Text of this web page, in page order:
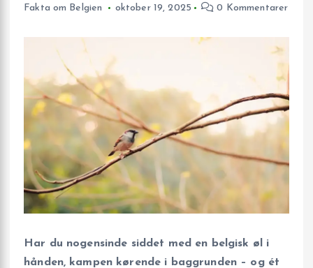
Fakta om Belgien oktober 19, 2025 0 Kommentarer
Har du nogensinde siddet med en belgisk øl i
hånden, kampen kørende i baggrunden – og ét